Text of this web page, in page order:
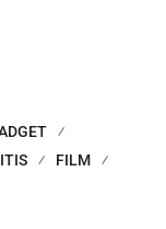
FILM